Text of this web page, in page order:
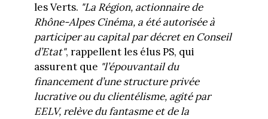
les Verts. "La Région, actionnaire de
Rhône-Alpes Cinéma, a été autorisée à
participer au capital par décret en Conseil
d’Etat", rappellent les élus PS, qui
assurent que "l’épouvantail du
financement d’une structure privée
lucrative ou du clientélisme, agité par
EELV, relève du fantasme et de la